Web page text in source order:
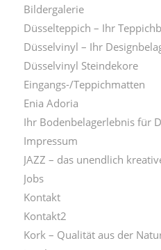
Bildergalerie
Düsselteppich – Ihr
Düsselvinyl – Ihr
Düsselvinyl Steindekore
Eingangs-/Teppichmatten
Enia Adoria
Ihr Bodenbelagerlebnis für
Impressum
JAZZ – das unendlich
Jobs
Kontakt
Kontakt2
Kork – Qualität aus der